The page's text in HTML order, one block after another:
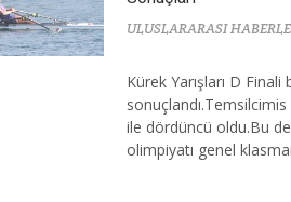
ULUSLARARASI
Kürek Yarışları D Finali
ile dördüncü oldu.Bu
olimpiyatı genel